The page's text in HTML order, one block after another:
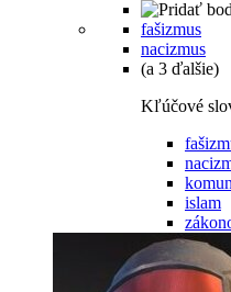
fašizmus
nacizmus
(a 3 ďalšie)
Kľúčové
islam